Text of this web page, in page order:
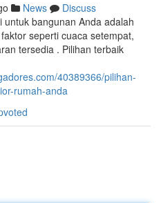
News
Discuss
bangunan Anda adalah
seperti cuaca setempat,
tersedia . Pilihan terbaik
40389366/pilihan-
rumah-anda